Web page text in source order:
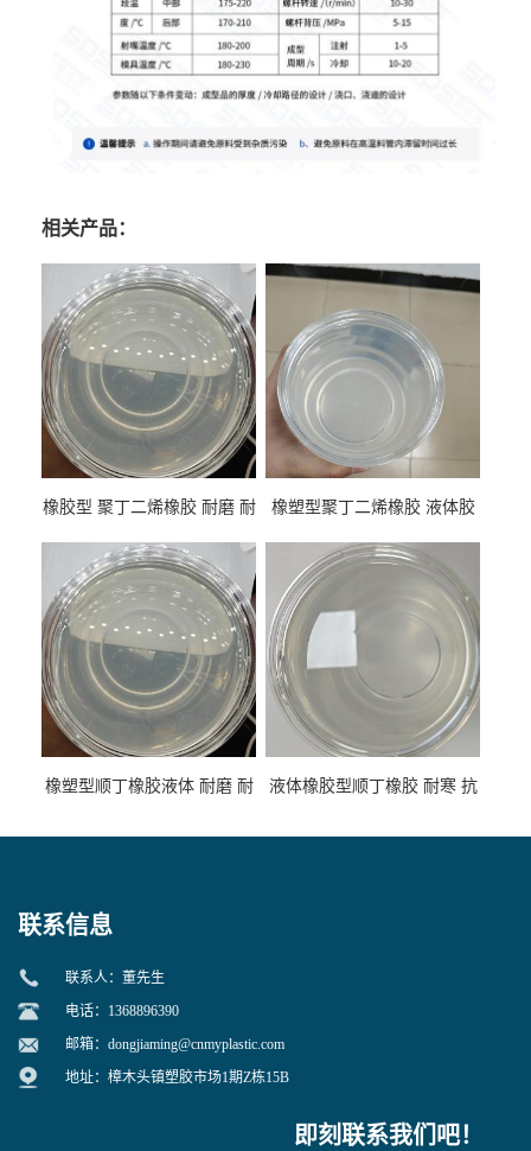
相关产品：
橡胶型 聚丁二烯橡胶 耐磨 耐
性
橡塑型聚丁二烯橡胶 液体胶
专用
橡塑型顺丁橡胶液体 耐磨 耐
液体橡胶型顺丁橡胶 耐寒 抗
联系信息
联系人：董先生
电话：1368896390
邮箱： dongjiaming@cnmyplastic.com
地址：樟木头镇塑胶市场1期Z栋15B
即刻联系我们吧！